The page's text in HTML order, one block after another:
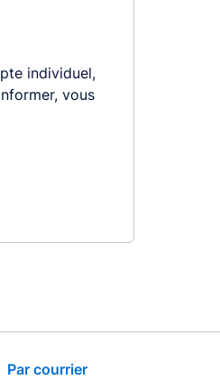
individuel,
vous
Par courrier